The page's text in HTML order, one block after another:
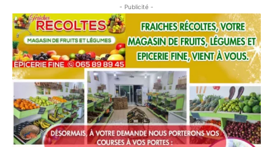
- Publicité -